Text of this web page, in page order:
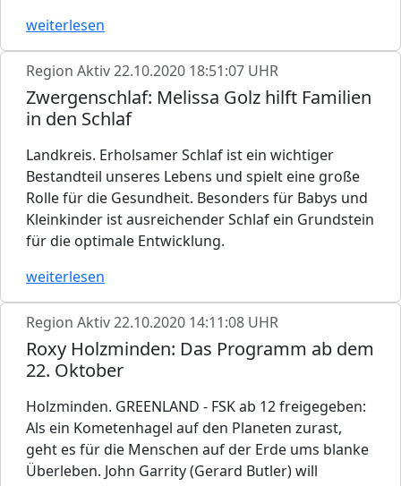
weiterlesen
Region Aktiv22.10.2020 18:51:07 UHR
Zwergenschlaf: Melissa Golz hilft Familien
in den Schlaf
Landkreis. Erholsamer Schlaf ist ein wichtiger
Bestandteil unseres Lebens und spielt eine große
Rolle für die Gesundheit. Besonders für Babys und
Kleinkinder ist ausreichender Schlaf ein Grundstein
für die optimale Entwicklung.
weiterlesen
Region Aktiv22.10.2020 14:11:08 UHR
Roxy Holzminden: Das Programm ab dem
22. Oktober
Holzminden. GREENLAND - FSK ab 12 freigegeben:
Als ein Kometenhagel auf den Planeten zurast,
geht es für die Menschen auf der Erde ums blanke
Überleben. John Garrity (Gerard Butler) will